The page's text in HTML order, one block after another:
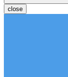
close